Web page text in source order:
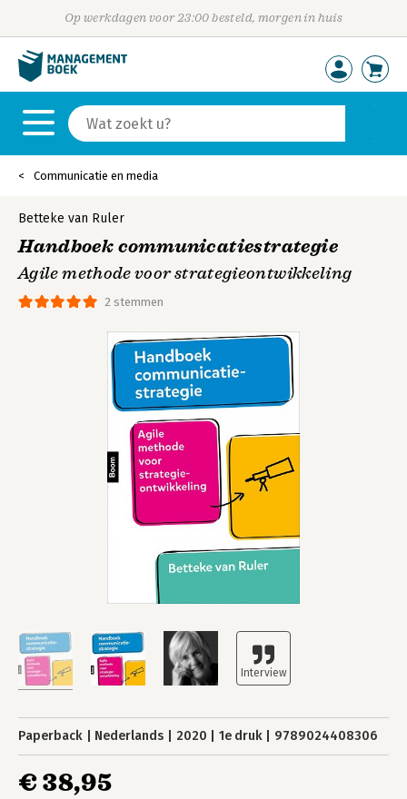
Op werkdagen voor 23:00 besteld, morgen in huis
Communicatie en media
2 stemmen
Betteke van Ruler
Handboek communicatiestrategie
Agile methode voor strategieontwikkeling
Paperback Nederlands 2020 1e druk 9789024408306
€ 38,95